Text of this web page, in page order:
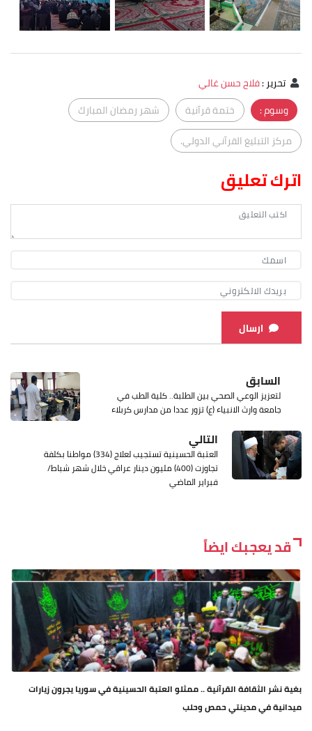
تحرير:فلاح حسن غالي
وسوم :
ختمة قرآنية
شهر رمضان المبارك
مركز التبليغ القرآني الدولي.
اترك تعليق
ارسال
السابق
لتعزيز الوعي الصحي بين الطلبة.. كلية الطب في
جامعة وارث الانبياء (ع) تزور عددا من مدارس كربلاء
التالي
العتبة الحسينية تستجيب لعلاج (334) مواطنا بكلفة
تجاوزت (400) مليون دينار عراقي خلال شهر شباط/
فبراير الماضي
قد يعجبك ايضاً
بغية نشر الثقافة القرآنية .. ممثلو العتبة الحسينية في سوريا يجرون زيارات
ميدانية في مدينتي حمص وحلب